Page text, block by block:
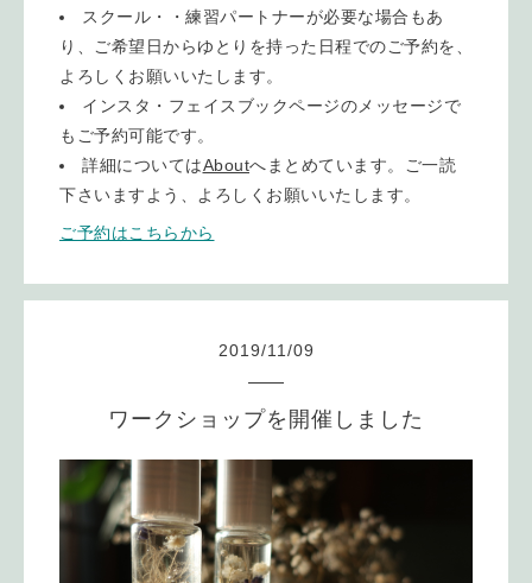
スクール・・練習パートナーが必要な場合もあ
り、ご希望日からゆとりを持った日程でのご予約を、
よろしくお願いいたします。
インスタ・フェイスブックページのメッセージで
もご予約可能です。
詳細についてはAboutへまとめています。ご一読
下さいますよう、よろしくお願いいたします。
ご予約はこちらから
2019/11 /09
ワークショップを開催しました